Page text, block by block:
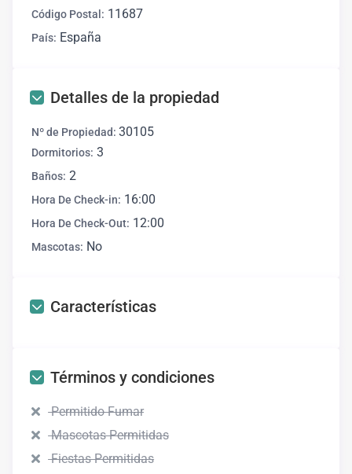
Código Postal: 11687
País: España
Detalles de la propiedad
Nº de Propiedad: 30105
Dormitorios: 3
Baños: 2
Hora De Check-in: 16:00
Hora De Check-Out: 12:00
Mascotas: No
Características
Términos y condiciones
Permitido Fumar
Mascotas Permitidas
Fiestas Permitidas